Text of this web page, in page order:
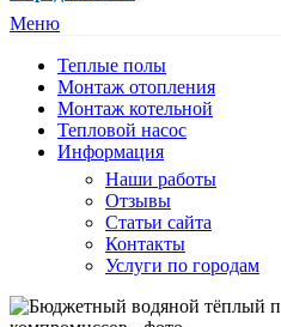
Меню
Теплые полы
Монтаж отопления
Монтаж котельной
Тепловой насос
Информация
Наши работы
Отзывы
Статьи сайта
Контакты
Услуги по городам